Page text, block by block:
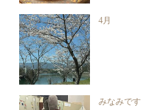
4月
みなみです